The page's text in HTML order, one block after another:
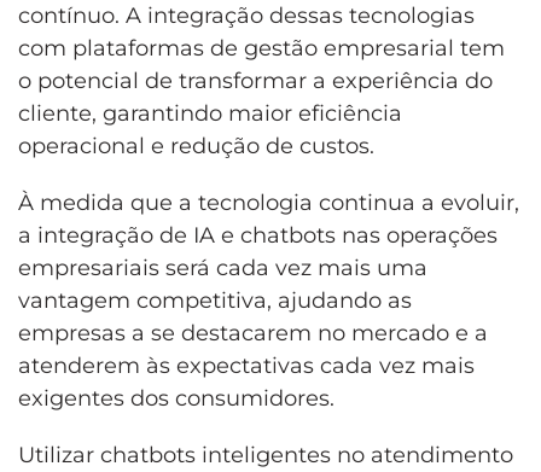
contínuo. A integração dessas tecnologias
com plataformas de gestão empresarial tem
o potencial de transformar a experiência do
cliente, garantindo maior eficiência
operacional e redução de custos.
À medida que a tecnologia continua a evoluir,
a integração de IA e chatbots nas operações
empresariais será cada vez mais uma
vantagem competitiva, ajudando as
empresas a se destacarem no mercado e a
atenderem às expectativas cada vez mais
exigentes dos consumidores.
Utilizar chatbots inteligentes no atendimento